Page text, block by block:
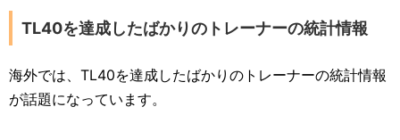
TL40を達成したばかりのトレーナーの統計情報
海外では、TL40を達成したばかりのトレーナーの統計情報
が話題になっています。